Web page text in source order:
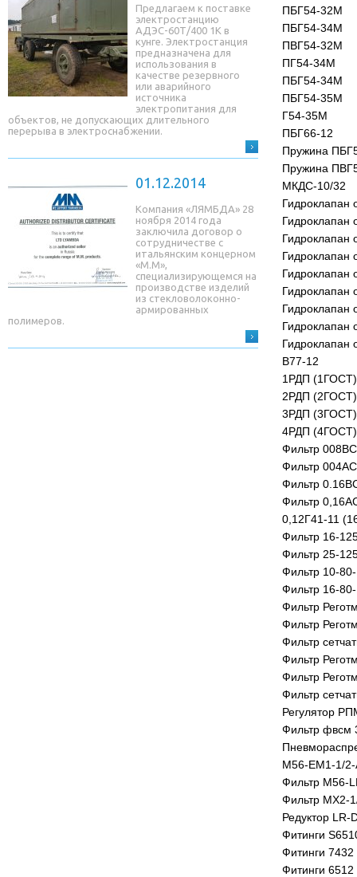
Предлагаем к поставке
электростанцию
АДЭС-60Т/400 1К в
кунге. Электростанция
предназначена для
использования в
качестве резервного
или аварийного
источника
электропитания для
объектов, не допускающих длительного
перерыва в электроснабжении.
01.12.2014
Компания «ЛЯМБДА» 28
ноября 2014 года
заключила договор о
сотрудничестве с
итальянским концерном
«М.М»,
специализирующемся на
производстве изделий
из стекловолоконно-
армированных
полимеров.
ПБГ54-32М
ПБГ54-34М
ПВГ54-32М
ПГ54-34М
ПБГ54-34М
ПБГ54-35М
Г54-35М
ПБГ66-12
Пружина
Пружина
МКДС-10/32
Гидроклапан
Гидроклапан
Гидроклапан
Гидроклапан
Гидроклапан
Гидроклапан
Гидроклапан
Гидроклапан
Гидроклапан
В77-12
1РДП (1ГОСТ)
2РДП (2ГОСТ)
3РДП (3ГОСТ)
4РДП (4ГОСТ)
Фильтр
Фильтр
Фильтр
Фильтр
0,12Г41-11
Фильтр 16-
Фильтр 25-
Фильтр 10-
Фильтр 16-
Фильтр
Фильтр
Фильтр
Фильтр
Фильтр
Фильтр
Регулятор
Фильтр фвсм
М56-ЕМ1-1/2-
Фильтр M56-
Фильтр MX2-
Редуктор LR-
Фитинги
Фитинги
Фитинги